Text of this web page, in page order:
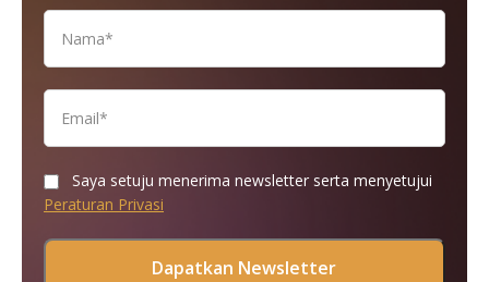
Saya setuju menerima newsletter serta menyetujui
Peraturan Privasi